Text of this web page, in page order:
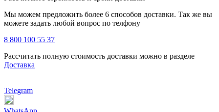
Мы можем предложить более 6 способов доставки. Так же вы
можете задать любой вопрос по телфону
8 800 100 55 37
Рассчитать полную стоимость доставки можно в разделе
Доставка
Telegram